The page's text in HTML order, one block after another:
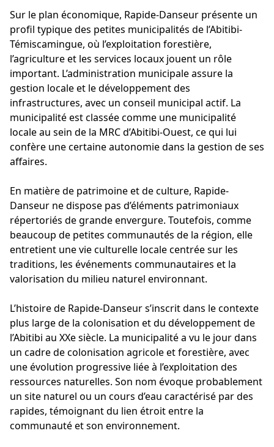
Sur le plan économique, Rapide-Danseur présente un
profil typique des petites municipalités de l’Abitibi-
Témiscamingue, où l’exploitation forestière,
l’agriculture et les services locaux jouent un rôle
important. L’administration municipale assure la
gestion locale et le développement des
infrastructures, avec un conseil municipal actif. La
municipalité est classée comme une municipalité
locale au sein de la MRC d’Abitibi-Ouest, ce qui lui
confère une certaine autonomie dans la gestion de ses
affaires.
En matière de patrimoine et de culture, Rapide-
Danseur ne dispose pas d’éléments patrimoniaux
répertoriés de grande envergure. Toutefois, comme
beaucoup de petites communautés de la région, elle
entretient une vie culturelle locale centrée sur les
traditions, les événements communautaires et la
valorisation du milieu naturel environnant.
L’histoire de Rapide-Danseur s’inscrit dans le contexte
plus large de la colonisation et du développement de
l’Abitibi au XXe siècle. La municipalité a vu le jour dans
un cadre de colonisation agricole et forestière, avec
une évolution progressive liée à l’exploitation des
ressources naturelles. Son nom évoque probablement
un site naturel ou un cours d’eau caractérisé par des
rapides, témoignant du lien étroit entre la
communauté et son environnement.